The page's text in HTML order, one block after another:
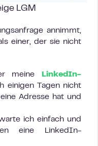
LGM
annimmt,
einer, der sie nicht
meine
LinkedIn-
einigen Tagen nicht
Adresse hat und
ich einfach und
eine LinkedIn-